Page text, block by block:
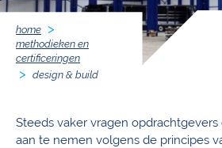
home
methodieken en
certificeringen
design & build
Steeds vaker vragen
aan te nemen volgens de principes